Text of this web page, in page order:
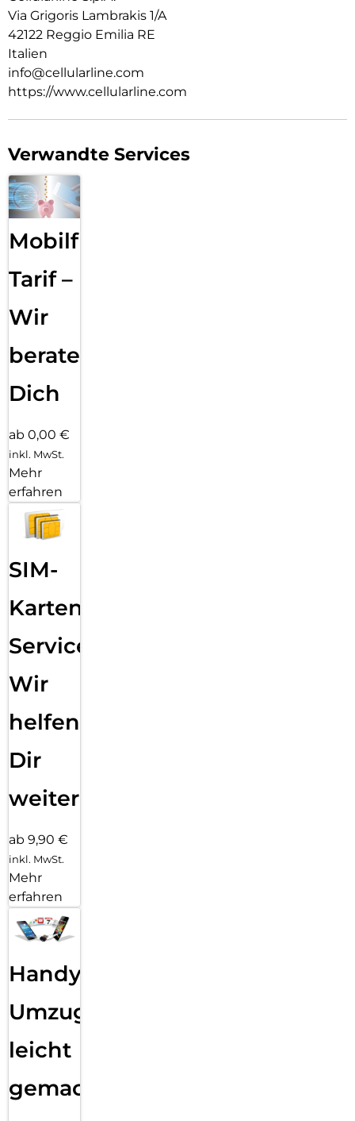
Via Grigoris Lambrakis 1/A
42122 Reggio Emilia RE
Italien
info@cellularline.com
https://www.cellularline.com
Verwandte Services
Mobilfunk
Tarif –
Wir
beraten
Dich
ab 0,00 €
inkl. MwSt.
Mehr
erfahren
SIM-
Karten
Service:
Wir
helfen
Dir
weiter
ab 9,90 €
inkl. MwSt.
Mehr
erfahren
Handy
Umzug
leicht
gemacht!